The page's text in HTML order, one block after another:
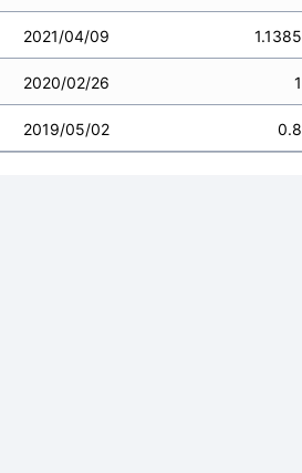
2021/04/09 1.1385
2020/02/26 1
2019/05/02 0.8